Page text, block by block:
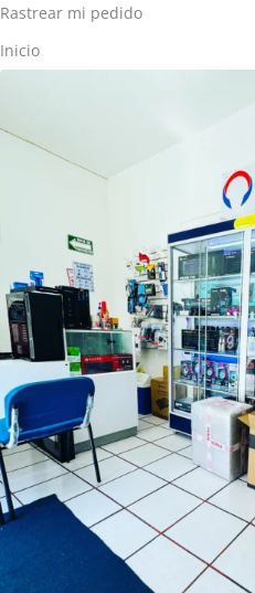
Rastrear mi pedido
Inicio